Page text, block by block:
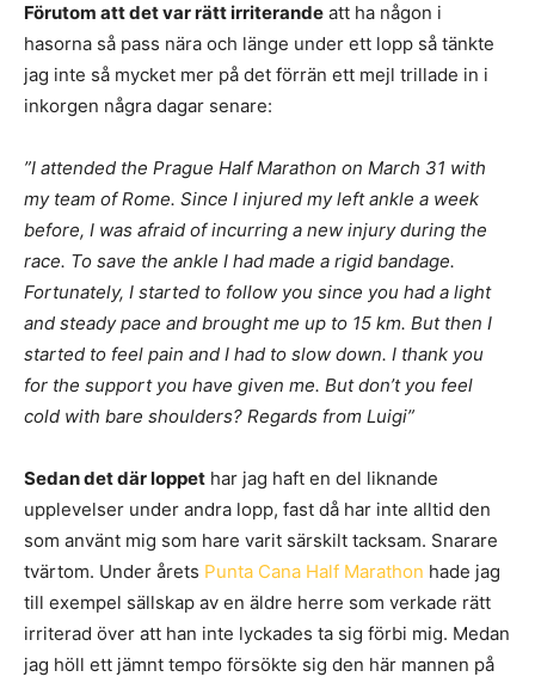
Förutom att det var rätt irriterande att ha någon i
hasorna så pass nära och länge under ett lopp så tänkte
jag inte så mycket mer på det förrän ett mejl trillade in i
inkorgen några dagar senare:
”I attended the Prague Half Marathon on March 31 with
my team of Rome. Since I injured my left ankle a week
before, I was afraid of incurring a new injury during the
race. To save the ankle I had made a rigid bandage.
Fortunately, I started to follow you since you had a light
and steady pace and brought me up to 15 km. But then I
started to feel pain and I had to slow down. I thank you
for the support you have given me. But don’t you feel
cold with bare shoulders? Regards from Luigi”
Sedan det där loppet har jag haft en del liknande
upplevelser under andra lopp, fast då har inte alltid den
som använt mig som hare varit särskilt tacksam. Snarare
tvärtom. Under årets Punta Cana Half Marathon hade jag
till exempel sällskap av en äldre herre som verkade rätt
irriterad över att han inte lyckades ta sig förbi mig. Medan
jag höll ett jämnt tempo försökte sig den här mannen på